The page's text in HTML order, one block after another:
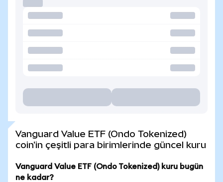
Vanguard Value ETF (Ondo Tokenized)
coin'in çeşitli para birimlerinde güncel kuru
Vanguard Value ETF (Ondo Tokenized) kuru bugün
ne kadar?